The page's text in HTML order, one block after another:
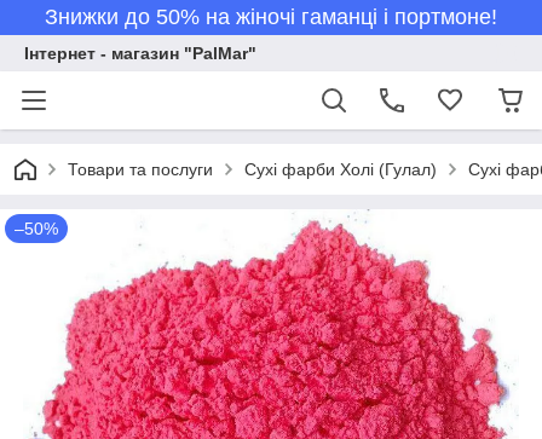
Знижки до 50% на жіночі гаманці і портмоне!
Інтернет - магазин "PalMar"
Товари та послуги Сухі фарби Холі (Гулал) Сухі
–50%